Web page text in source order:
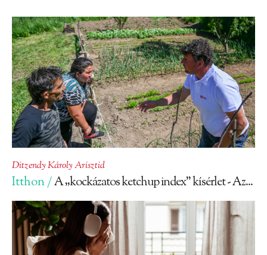
Ditzendy Károly Arisztid
Itthon /A „kockázatos ketchup index” kísérlet - Az...